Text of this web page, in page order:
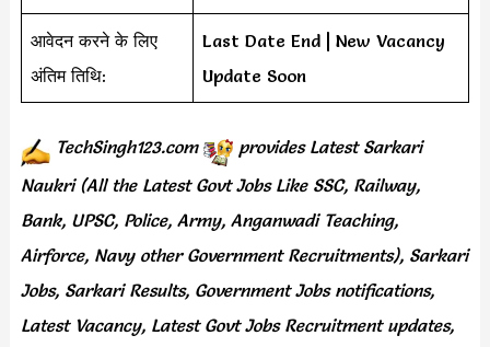
आवेदन करने के लिए
अंतिम तिथि:
Last Date End | New Vacancy
Update Soon
TechSingh123.com provides Latest Sarkari
Naukri (All the Latest Govt Jobs Like SSC, Railway,
Bank, UPSC, Police, Army, Anganwadi Teaching,
Airforce, Navy other Government Recruitments), Sarkari
Jobs, Sarkari Results, Government Jobs notifications,
Latest Vacancy, Latest Govt Jobs Recruitment updates,